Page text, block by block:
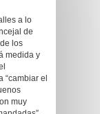
a lo
de
los
medida y
el
muy